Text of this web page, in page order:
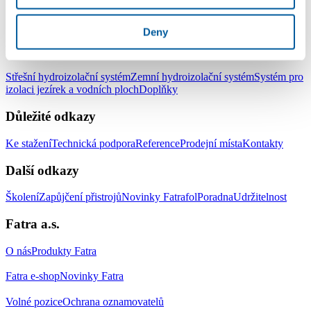
Deny
Produkty
Střešní hydroizolační systémZemní hydroizolační systémSystém pro
izolaci jezírek a vodních plochDoplňky
Důležité odkazy
Ke staženíTechnická podporaReferenceProdejní místaKontakty
Další odkazy
ŠkoleníZapůjčení přistrojůNovinky FatrafolPoradnaUdržitelnost
Fatra a.s.
O násProdukty Fatra
Fatra e-shopNovinky Fatra
Volné poziceOchrana oznamovatelů